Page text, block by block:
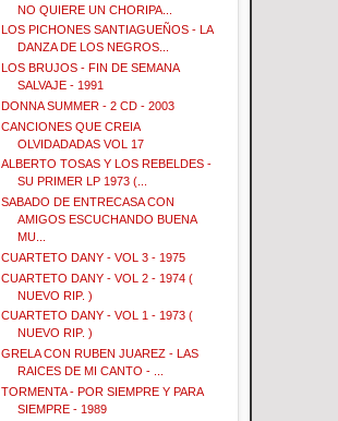
NO QUIERE UN CHORIPA...
LOS PICHONES SANTIAGUEÑOS - LA
DANZA DE LOS NEGROS...
LOS BRUJOS - FIN DE SEMANA
SALVAJE - 1991
DONNA SUMMER - 2 CD - 2003
CANCIONES QUE CREIA
OLVIDADADAS VOL 17
ALBERTO TOSAS Y LOS REBELDES -
SU PRIMER LP 1973 (...
SABADO DE ENTRECASA CON
AMIGOS ESCUCHANDO BUENA
MU...
CUARTETO DANY - VOL 3 - 1975
CUARTETO DANY - VOL 2 - 1974 (
NUEVO RIP. )
CUARTETO DANY - VOL 1 - 1973 (
NUEVO RIP. )
GRELA CON RUBEN JUAREZ - LAS
RAICES DE MI CANTO - ...
TORMENTA - POR SIEMPRE Y PARA
SIEMPRE - 1989